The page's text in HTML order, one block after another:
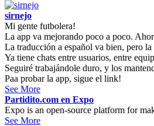
sirnejo
Mi gente futbolera!
La app va mejorando poco a poco.
La traducción a español va bien, pero
Ya tiene chats entre usuarios, entre
Seguiré trabajándole duro, y los
Paa probar la app, sigue el link!
See More
Partidito.com en Expo
Expo is an open-source platform for
See More